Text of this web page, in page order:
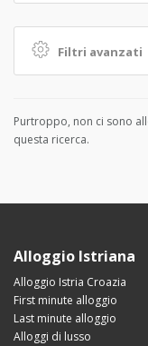
Filtri avanzati
Purtroppo, non ci sono
questa ricerca.
Alloggio Istriana
Alloggio Istria Croazia
First minute alloggio
Last minute alloggio
Alloggi di lusso